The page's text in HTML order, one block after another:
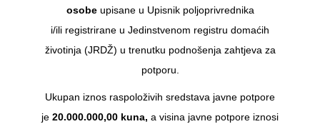
osobeupisane u Upisnik poljoprivrednika
i/ili registrirane u Jedinstvenom registru domaćih
životinja (JRDŽ) u trenutku podnošenja zahtjeva za
potporu.
Ukupan iznos raspoloživih sredstava javne potpore
je 20.000.000,00 kuna, a visina javne potpore iznosi